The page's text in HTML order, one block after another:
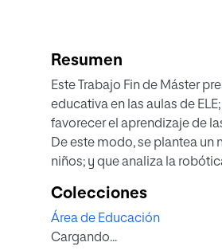
Resumen
Este Trabajo Fin de Máster
educativa en las aulas de
favorecer el aprendizaje de
De este modo, se plantea un
niños; y que analiza la
directa entre el uso del Bee-
El trabajo muestra, como
Respuesta Física Total
Colecciones
Área de Educación
Cargando...